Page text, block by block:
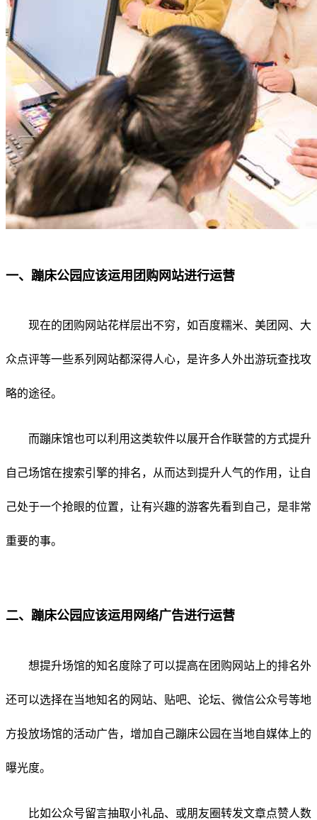
一、蹦床公园应该运用团购网站进行运营
现在的团购网站花样层出不穷，如百度糯米、美团网、大
众点评等一些系列网站都深得人心，是许多人外出游玩查找攻
略的途径。
而蹦床馆也可以利用这类软件以展开合作联营的方式提升
自己场馆在搜索引擎的排名，从而达到提升人气的作用，让自
己处于一个抢眼的位置，让有兴趣的游客先看到自己，是非常
重要的事。
二、蹦床公园应该运用网络广告进行运营
想提升场馆的知名度除了可以提高在团购网站上的排名外
还可以选择在当地知名的网站、贴吧、论坛、微信公众号等地
方投放场馆的活动广告，增加自己蹦床公园在当地自媒体上的
曝光度。
比如公众号留言抽取小礼品、或朋友圈转发文章点赞人数